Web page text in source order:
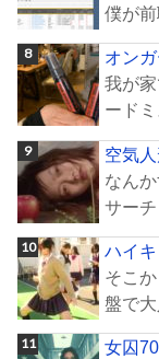
僕が
オン
我が
ード
空気
なん
サー
ハイ
そこ
盤で
女囚